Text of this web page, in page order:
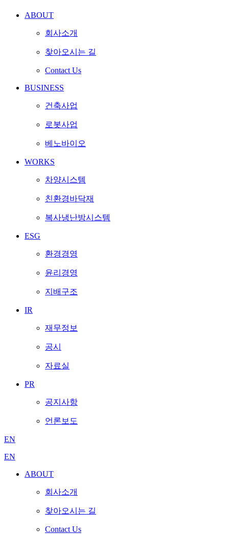
ABOUT
회사소개
찾아오시는 길
Contact Us
BUSINESS
건축사업
로봇사업
베노바이오
WORKS
차양시스템
친환경바닥재
복사냉난방시스템
ESG
환경경영
윤리경영
지배구조
IR
재무정보
공시
자료실
PR
공지사항
언론보도
EN
EN
ABOUT
회사소개
찾아오시는 길
Contact Us